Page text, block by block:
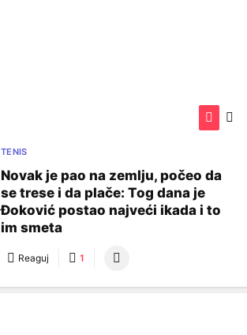
TENIS
Novak je pao na zemlju, počeo da
se trese i da plače: Tog dana je
Đoković postao najveći ikada i to
im smeta
Reaguj 1